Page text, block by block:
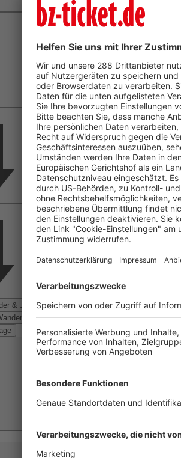
& Jugend Kino Klassik Kunst & Museen